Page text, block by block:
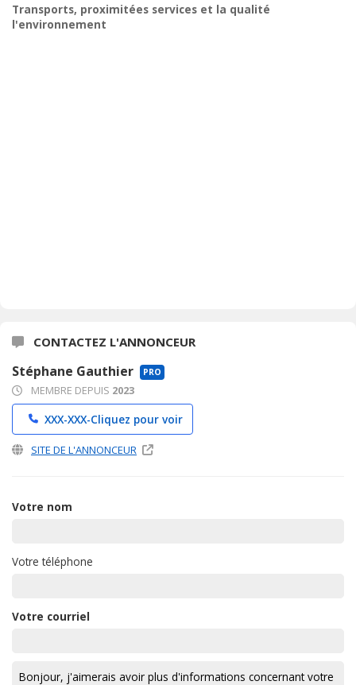
Transports, proximitées services et la qualité
l'environnement
CONTACTEZ L'ANNONCEUR
Stéphane Gauthier PRO
MEMBRE DEPUIS 2023
XXX-XXX-Cliquez pour voir
SITE DE L'ANNONCEUR
Votre nom
Votre téléphone
Votre courriel